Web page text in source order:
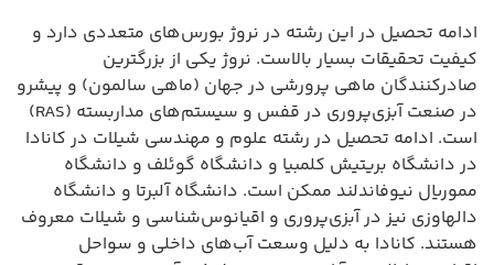
ادامه تحصیل در این رشته در نروژ بورس‌های متعددی دارد و
کیفیت تحقیقات بسیار بالاست. نروژ یکی از بزرگترین
صادرکنندگان ماهی پرورشی در جهان (ماهی سالمون) و پیشرو
در صنعت آبزی‌پروری در قفس و سیستم‌های مداربسته (RAS)
است. ادامه تحصیل در رشته علوم و مهندسی شیلات در کانادا
در دانشگاه بریتیش کلمبیا و دانشگاه گوئلف و دانشگاه
مموریال نیوفاندلند ممکن است. دانشگاه آلبرتا و دانشگاه
دالهاوزی نیز در آبزی‌پروری و اقیانوس‌شناسی و شیلات معروف
هستند. کانادا به دلیل وسعت آب‌های داخلی و سواحل